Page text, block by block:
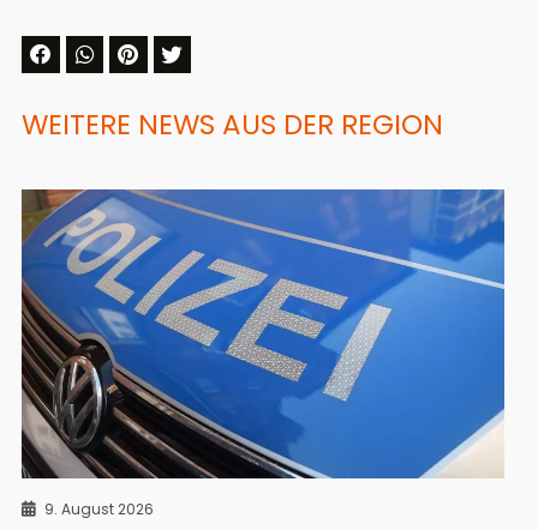
WEITERE NEWS AUS DER REGION
9. August 2026